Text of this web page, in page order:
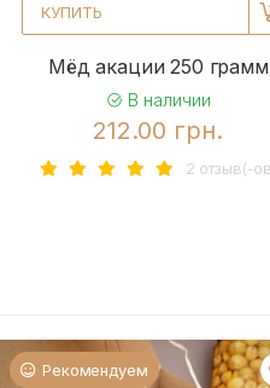
КУПИТЬ
Мёд акации 250 грамм
В наличии
212.00 грн.
2 отзыв(-
Рекомендуем